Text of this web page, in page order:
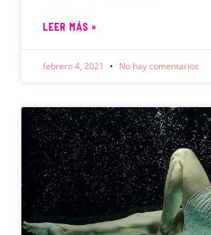
LEER MÁS »
febrero 4, 2021 No hay comentarios